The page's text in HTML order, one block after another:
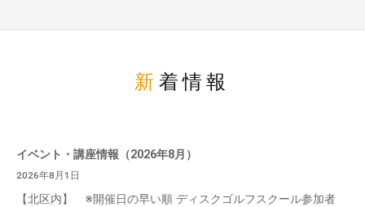
新着情報
イベント・講座情報（2026年8月）
2026年8月1日
【北区内】 ※開催日の早い順 ディスクゴルフスクール参加者